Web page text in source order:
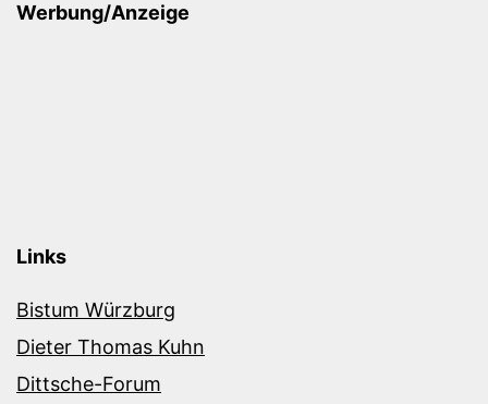
Werbung/Anzeige
Links
Bistum Würzburg
Dieter Thomas Kuhn
Dittsche-Forum